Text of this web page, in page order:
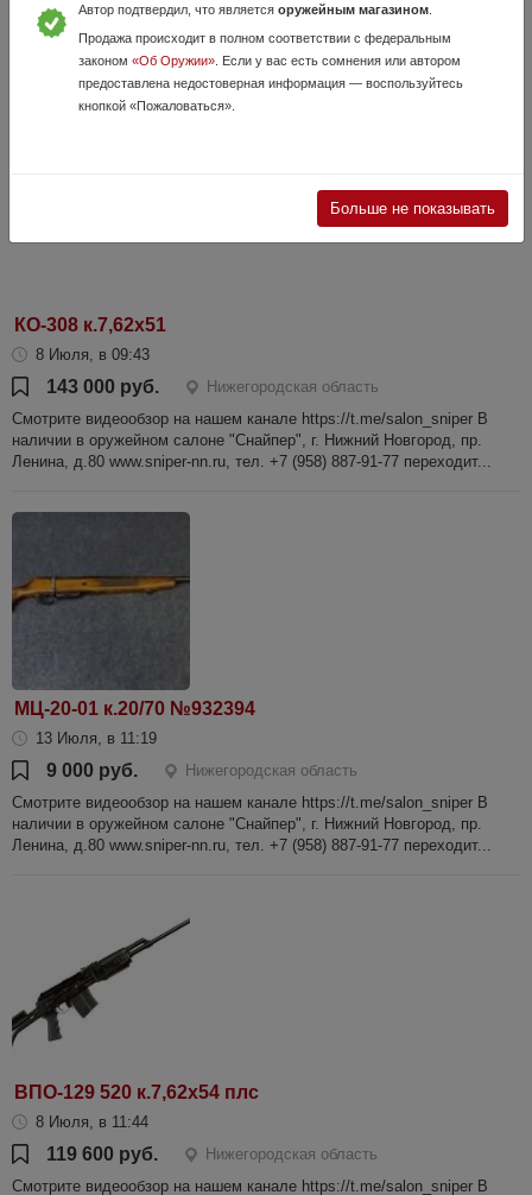
Смотрите видеообзор на нашем канале https://t.me/salon_sniper В
наличии в оружейном салоне "Снайпер", г. Нижний Новгород, пр.
Ленина, д.80 www.sniper-nn.ru, тел. +7 (958) 887-91-77 переходит...
КО-308 к.7,62х51
8 Июля, в 09:43
143 000 руб.
Нижегородская область
Смотрите видеообзор на нашем канале https://t.me/salon_sniper В
наличии в оружейном салоне "Снайпер", г. Нижний Новгород, пр.
Ленина, д.80 www.sniper-nn.ru, тел. +7 (958) 887-91-77 переходит...
МЦ-20-01 к.20/70 №932394
13 Июля, в 11:19
9 000 руб.
Нижегородская область
Смотрите видеообзор на нашем канале https://t.me/salon_sniper В
наличии в оружейном салоне "Снайпер", г. Нижний Новгород, пр.
Ленина, д.80 www.sniper-nn.ru, тел. +7 (958) 887-91-77 переходит...
ВПО-129 520 к.7,62х54 плс
8 Июля, в 11:44
119 600 руб.
Нижегородская область
Смотрите видеообзор на нашем канале https://t.me/salon_sniper В
Автор подтвердил, что является оружейным магазином.
Продажа происходит в полном соответствии с федеральным
законом «Об Оружии». Если у вас есть сомнения или автором
предоставлена недостоверная информация — воспользуйтесь
кнопкой «Пожаловаться».
Больше не показывать